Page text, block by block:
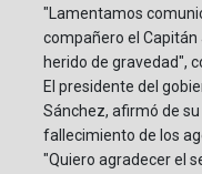
"Lamentamos
compañero el
herido de gravedad",
El presidente del
Sánchez, afirmó de
fallecimiento de los
"Quiero agradecer el